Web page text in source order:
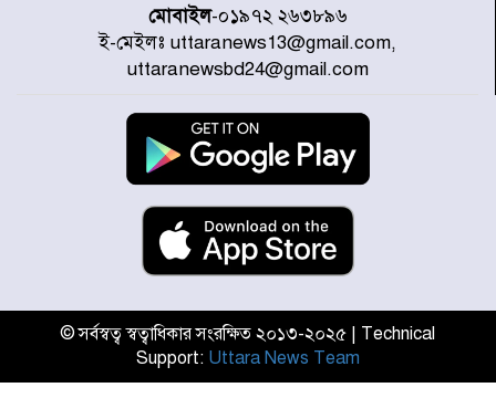
প্রতিমন্ত্রী মীর হেলাল
আগামী ৫ দিন বৃষ্টির আভাস
হাসিনার বক্তব্য প্রচারে ভারতের সমর্থন
জুলাই গণঅভ্যুত্থানে আহত যোদ্ধা
মিতুর খোঁজ নিলেন প্রধানমন্ত্রী
উত্তরায় জুলাই গণঅভ্যুত্থানের ৯২
শহীদের তালিকা প্রকাশ করল JRA
মোবাইল-০১৯৭২ ২৬৩৮৯৬
ই-মেইলঃ uttaranews13@gmail.com,
uttaranewsbd24@gmail.com
© সর্বস্বত্ব স্বত্বাধিকার সংরক্ষিত ২০১৩-২০২৫ | Technical
Support: Uttara News Team